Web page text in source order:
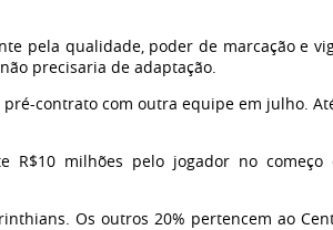
pela qualidade, poder de marcação e
precisaria de adaptação.
contrato com outra equipe em julho.
R$10 milhões pelo jogador no começo
Os outros 20% pertencem ao